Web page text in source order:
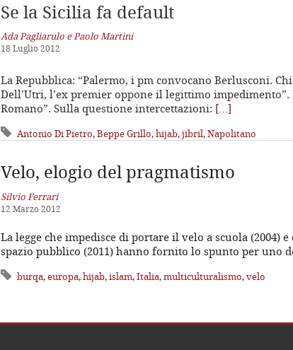
Se la Sicilia fa default
Ada Pagliarulo e Paolo Martini
18 Luglio 2012
La Repubblica: “Palermo, i pm convocano Berlusconi.
Dell’Utri, l’ex premier oppone il legittimo impedimento”.
Romano”. Sulla questione intercettazioni: […]
Antonio Di Pietro,Beppe Grillo,hijab,jibril,Napolitano
Velo, elogio del pragmatismo
Silvio Ferrari
12 Marzo 2012
La legge che impedisce di portare il velo a scuola (2004)
spazio pubblico (2011) hanno fornito lo spunto per uno
burqa,europa,hijab,islam,Italia,multiculturalismo,velo